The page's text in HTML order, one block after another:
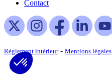
Contact
Règlement intérieur - Mentions légales